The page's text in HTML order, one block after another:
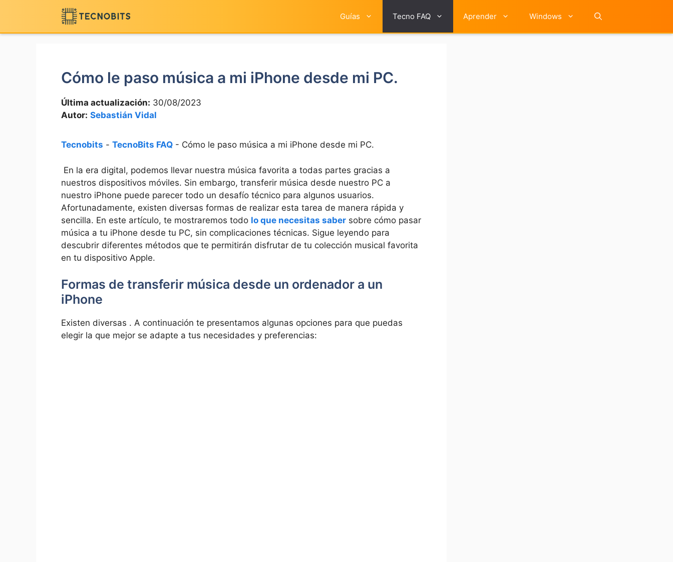
contenido
Guías Tecno FAQ Aprender Windows
Cómo le paso música a mi iPhone desde mi PC.
Última actualización: 30/08/2023
Autor: Sebastián Vidal
Tecnobits - TecnoBits FAQ - Cómo le paso música a mi iPhone desde mi PC.
⁢ En​ la era digital, podemos⁢ llevar nuestra​ música favorita a todas partes gracias a
nuestros dispositivos móviles.​ Sin‍ embargo, transferir música desde nuestro PC ​a
nuestro iPhone puede parecer todo un ‌desafío técnico para algunos ⁢usuarios.
Afortunadamente,‍ existen diversas formas ⁢de realizar ‌esta ⁤tarea de manera rápida y
sencilla. En este artículo, te mostraremos todo‍ lo que necesitas saber sobre cómo pasar
música ‌a ​tu ‍iPhone desde tu ​PC, sin complicaciones técnicas. ​Sigue leyendo para
descubrir ⁣diferentes métodos que te permitirán⁣ disfrutar de tu colección musical favorita
⁣en tu dispositivo ⁢Apple.
Formas de ⁣transferir música desde un ordenador a un
iPhone
Existen diversas ‍. A continuación‍ te presentamos algunas opciones para que ‌puedas
elegir ⁢la que mejor se⁢ adapte a tus necesidades y preferencias: